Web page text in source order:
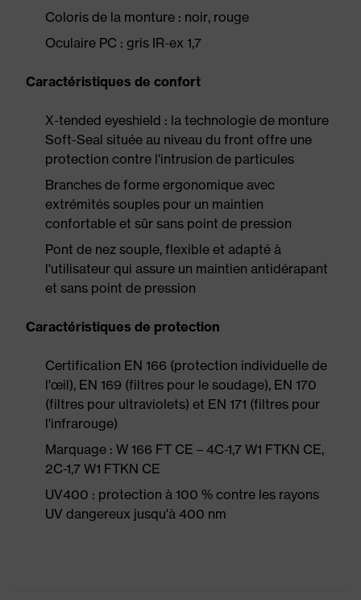
Coloris de la monture : noir, rouge
Oculaire PC : gris IR-ex 1,7
Caractéristiques de confort
X-tended eyeshield : la technologie de monture
Soft-Seal située au niveau du front offre une
protection contre l'intrusion de particules
Branches de forme ergonomique avec
extrémités souples pour un maintien
confortable et sûr sans point de pression
Pont de nez souple, flexible et adapté à
l'utilisateur qui assure un maintien antidérapant
et sans point de pression
Caractéristiques de protection
Certification EN 166 (protection individuelle de
l'œil), EN 169 (filtres pour le soudage), EN 170
(filtres pour ultraviolets) et EN 171 (filtres pour
l'infrarouge)
Marquage : W 166 FT CE – 4C-1,7 W1 FTKN CE,
2C-1,7 W1 FTKN CE
UV400 : protection à 100 % contre les rayons
UV dangereux jusqu'à 400 nm